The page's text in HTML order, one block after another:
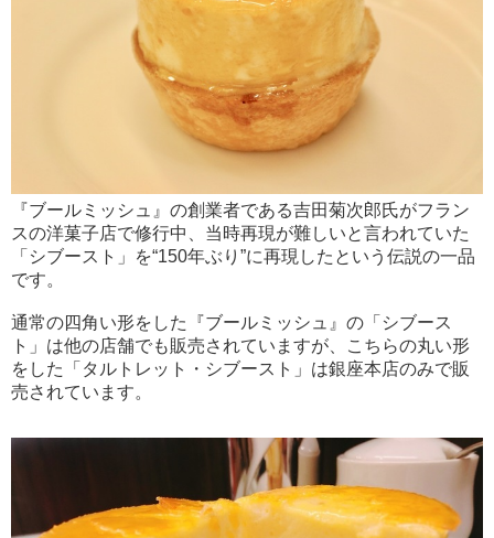
『ブールミッシュ』の創業者である吉田菊次郎氏がフラン
スの洋菓子店で修行中、当時再現が難しいと言われていた
「シブースト」を“150年ぶり”に再現したという伝説の一品
です。
通常の四角い形をした『ブールミッシュ』の「シブース
ト」は他の店舗でも販売されていますが、こちらの丸い形
をした「タルトレット・シブースト」は銀座本店のみで販
売されています。